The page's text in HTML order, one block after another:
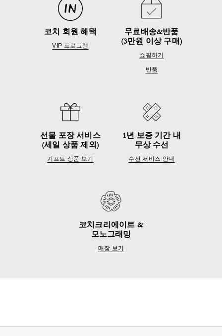
코치 회원 혜택
VIP 프로그램
무료배송&반품
(3만원 이상 구매)
쇼핑하기
반품
선물 포장 서비스
(세일 상품 제외)
기프트 상품 보기
1년 보증 기간 내
무상 수선
수선 서비스 안내
코치크리에이트 &
모노그래밍
매장 보기